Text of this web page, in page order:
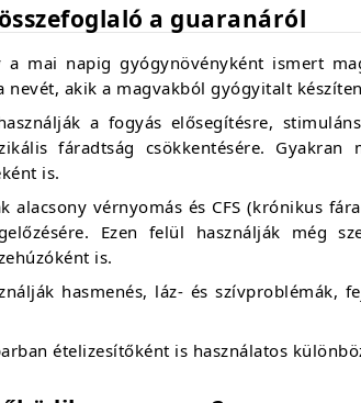
a guaranáról
a mai napig gyógynövényként ismert
nevét, akik a magvakból gyógyitalt
a fogyás elősegítésre,
fáradtság csökkentésére. Gyakran
is.
alacsony vérnyomás és CFS (krónikus
Ezen felül használják még
is.
hasmenés, láz- és szívproblémák,
ételizesítőként is használatos